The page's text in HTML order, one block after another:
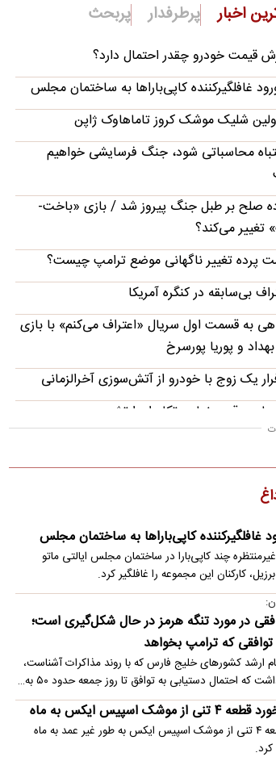
اخبار پرطرفدار پربحث
قیمت خودرو چقدر احتمال دارد؟
غافلگیرکننده کاپی‌باراها به ساختمان مجلس
شلیک موشک کروز تاماهاوک ژاپن
محاسباتی شود، جنگ فرسایشی خواهیم
صلح بر طبل جنگ پیروز شد / بازی «باخت-
تغییر می‌کند؟
پرده تغییر ناگهانی موضع ترامپ چیست؟
بی‌سابقه در کنگره آمریکا
به قسمت اول سریال «اعتراف می‌کنم» با بازی
و پوریا پورسرخ
یک زوج با خودرو از آتش‌سوزی آخرالزمانی
قدرت‌نمایی تکاوران ارتش
موقت ایران و آمریکا در یک‌قدمی امضا؟/
مرگ هولناک یک گربه پس از پرتاب از طبقه
و حمله فیگو به اینفانتینو
با چمدان شکایت پشت پنجره استقلال
غافلگیرکننده کاپی‌باراها به ساختمان مجلس
چند کاپی‌بارا در ساختمان مجلس ایالتی ماتو
کارکنان این مجموعه را غافلگیر کرد.
در مورد تنگه هرمز در حال شکل‌گیری است؛
توافقی که ترامپ بخواهد
ارشد کشورهای خلیج فارس که با روند مذاکرات آشناست،
که احتمال دستیابی به توافق تا روز جمعه حدود ۵۰ به…
۴ تنی از موشک اسپیس ایکس به ماه
یک قطعه ۴ تنی از موشک اسپیس ایکس به طور غیر عمد به ماه